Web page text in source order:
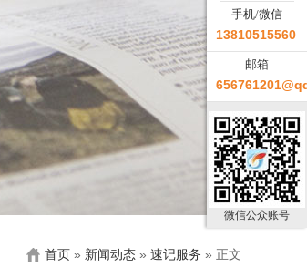
首页 » 新闻动态 » 速记服务 » 正文
手机/微信
13810515560
邮箱
微信公众账号